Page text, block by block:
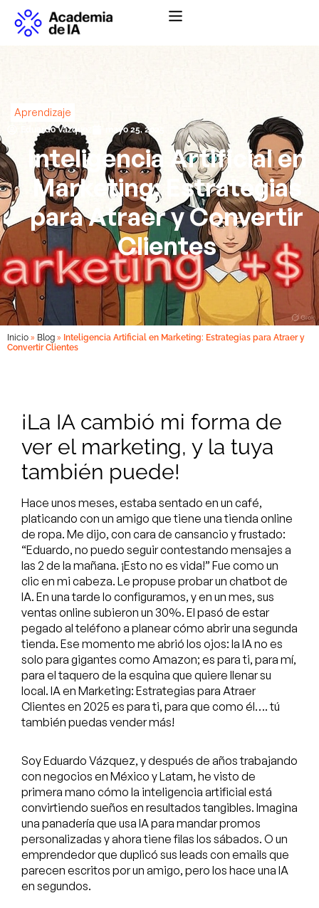
Aprendizaje
Eduardo Vázquez mayo 25, 2025
Inteligencia Artificial en
Marketing: Estrategias
para Atraer y Convertir
Clientes
Inicio » Blog » Inteligencia Artificial en Marketing: Estrategias para Atraer y
Convertir Clientes
¡La IA cambió mi forma de
ver el marketing, y la tuya
también puede!
Hace unos meses, estaba sentado en un café,
platicando con un amigo que tiene una tienda online
de ropa. Me dijo, con cara de cansancio y frustado:
“Eduardo, no puedo seguir contestando mensajes a
las 2 de la mañana. ¡Esto no es vida!” Fue como un
clic en mi cabeza. Le propuse probar un chatbot de
IA. En una tarde lo configuramos, y en un mes, sus
ventas online subieron un 30%. El pasó de estar
pegado al teléfono a planear cómo abrir una segunda
tienda. Ese momento me abrió los ojos: la IA no es
solo para gigantes como Amazon; es para ti, para mí,
para el taquero de la esquina que quiere llenar su
local. IA en Marketing: Estrategias para Atraer
Clientes en 2025 es para ti, para que como él…. tú
también puedas vender más!
Soy Eduardo Vázquez, y después de años trabajando
con negocios en México y Latam, he visto de
primera mano cómo la inteligencia artificial está
convirtiendo sueños en resultados tangibles. Imagina
una panadería que usa IA para mandar promos
personalizadas y ahora tiene filas los sábados. O un
emprendedor que duplicó sus leads con emails que
parecen escritos por un amigo, pero los hace una IA
en segundos.